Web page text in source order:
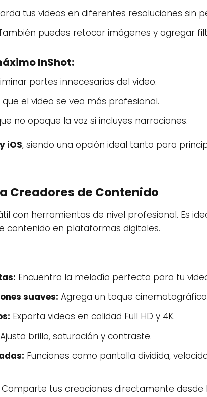
tus videos en diferentes resoluciones sin
puedes retocar imágenes y agregar
InShot:
partes innecesarias del video.
el video se vea más profesional.
no opaque la voz si incluyes narraciones.
iOS, siendo una opción ideal tanto para
Creadores de Contenido
con herramientas de nivel profesional. Es
contenido en plataformas digitales.
Encuentra la melodía perfecta para tu
suaves: Agrega un toque
Exporta videos en calidad Full HD y 4K.
Ajusta brillo, saturación y contraste.
Funciones como pantalla dividida,
Comparte tus creaciones directamente desde